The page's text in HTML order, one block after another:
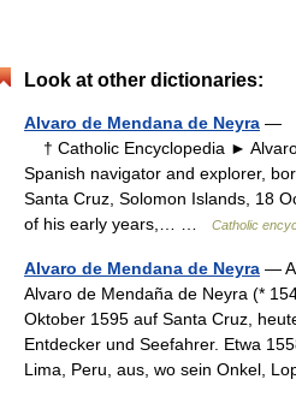
Look at other dictionaries:
Alvaro de Mendana de Neyra —
† Catholic Encyclopedia ►
Spanish navigator and explorer,
Santa Cruz, Solomon Islands, 18
of his early years,… …
Catholic
Alvaro de Mendana de Neyra —
Alvaro de Mendaña de Neyra (*
Oktober 1595 auf Santa Cruz,
Entdecker und Seefahrer. Etwa
Lima, Peru, aus, wo sein Onkel,